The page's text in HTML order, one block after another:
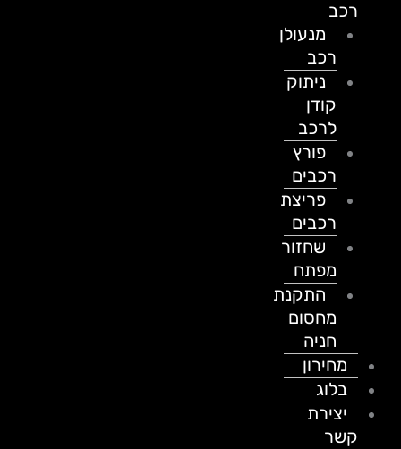
מנעולן
ניתוק
לרכב
פורץ
רכבים
פריצת
רכבים
שחזור
מפתח
התקנת
מחסום
חניה
מחירון
בלוג
יצירת
קשר